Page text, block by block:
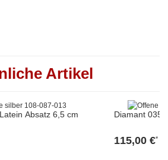
Artikel
Absatz 6,5 cm Diamant 035-
115,00 €*